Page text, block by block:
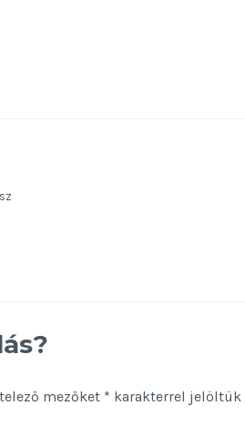
mezőket * karakterrel jelöltük